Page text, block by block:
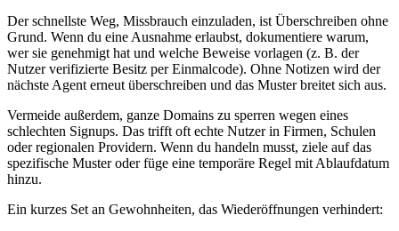
Der schnellste Weg, Missbrauch einzuladen, ist Überschreiben ohne
Grund. Wenn du eine Ausnahme erlaubst, dokumentiere warum,
wer sie genehmigt hat und welche Beweise vorlagen (z. B. der
Nutzer verifizierte Besitz per Einmalcode). Ohne Notizen wird der
nächste Agent erneut überschreiben und das Muster breitet sich aus.
Vermeide außerdem, ganze Domains zu sperren wegen eines
schlechten Signups. Das trifft oft echte Nutzer in Firmen, Schulen
oder regionalen Providern. Wenn du handeln musst, ziele auf das
spezifische Muster oder füge eine temporäre Regel mit Ablaufdatum
hinzu.
Ein kurzes Set an Gewohnheiten, das Wiederöffnungen verhindert: